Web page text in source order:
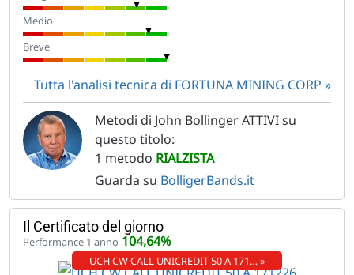
Medio
Breve
Tutta l'analisi tecnica di FORTUNA MINING CORP
Metodi di John Bollinger ATTIVI su
questo titolo:
1 metodo RIALZISTA
Guarda su BolligerBands.it
Il Certificato del giorno
Performance 1 anno 104,64%
UCH CW CALL UNICREDIT 50 A 171… »